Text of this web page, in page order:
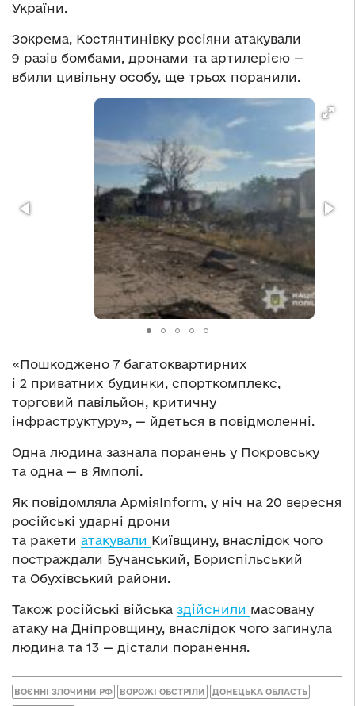
України.
Зокрема, Костянтинівку росіяни атакували
9 разів бомбами, дронами та артилерією —
вбили цивільну особу, ще трьох поранили.
«Пошкоджено 7 багатоквартирних
і 2 приватних будинки, спорткомплекс,
торговий павільйон, критичну
інфраструктуру», — йдеться в повідмоленні.
Одна людина зазнала поранень у Покровську
та одна — в Ямполі.
Як повідомляла АрміяInform, у ніч на 20 вересня
російські ударні дрони
та ракети атакували Київщину, внаслідок чого
постраждали Бучанський, Бориспільський
та Обухівський райони.
Також російські війська здійснили масовану
атаку на Дніпровщину, внаслідок чого загинула
людина та 13 — дістали поранення.
ВОЄННІ ЗЛОЧИНИ РФ ВОРОЖІ ОБСТРІЛИ ДОНЕЦЬКА ОБЛАСТЬ